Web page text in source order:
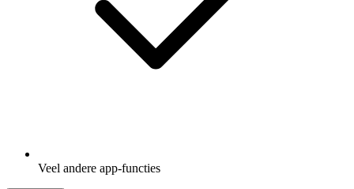
Veel andere app-functies